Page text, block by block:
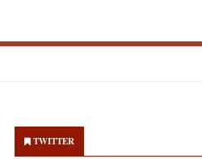
Sidebar
TWITTER